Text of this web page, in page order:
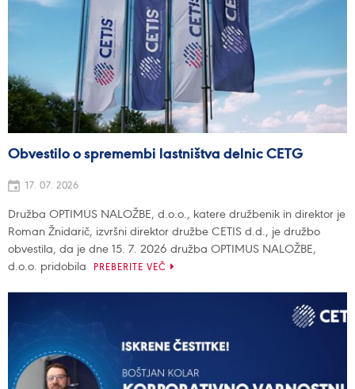
Obvestilo o spremembi lastništva delnic CETG
17. 07. 2026
Družba OPTIMUS NALOŽBE, d.o.o., katere družbenik in direktor je
Roman Žnidarič, izvršni direktor družbe CETIS d.d., je družbo
obvestila, da je dne 15. 7. 2026 družba OPTIMUS NALOŽBE,
d.o.o. pridobila
PREBERITE VEČ